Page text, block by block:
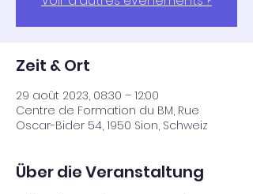
Zeit & Ort
29 août 2023, 08:30 – 12:00
Centre de Formation du BM, Rue
Oscar-Bider 54, 1950 Sion, Schweiz
Über die Veranstaltung